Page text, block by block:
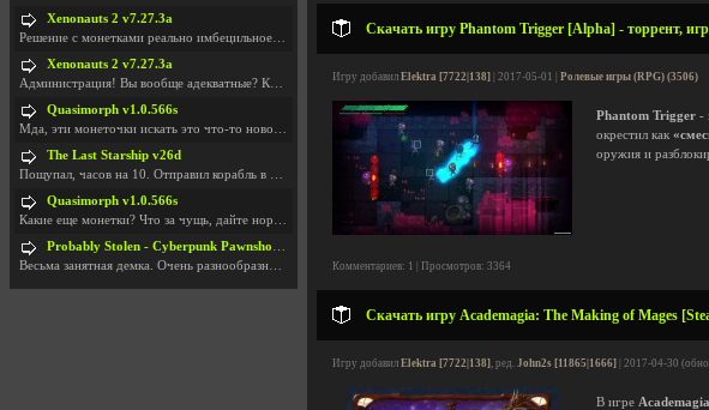
Скачать игру Phantom Trigger [Alpha] - торрент,
Игру добавил Elektra [7722|138] | 2017-05-01 | Ролевые игры (RPG) (3506)
Phantom Trigger -
окрестил как
оружия и
Комментариев: 1 | Просмотров: 3364
Скачать игру Academagia: The Making of Mages
Игру добавил Elektra [7722|138], ред. John2s [11865|1666] | 2017-04-30
В игре
Xenonauts 2 v7.27.3a
Решение с монетками реально имбецильное. Как сдела
Xenonauts 2 v7.27.3a
Администрация! Вы вообще адекватные? Какие монетки
Quasimorph v1.0.566s
Мда, эти монеточки искать это что-то новое в сфере
The Last Starship v26d
Пощупал, часов на 10. Отправил корабль в другую Га
Quasimorph v1.0.566s
Какие еще монетки? Что за чущь, дайте нормально ск
Probably Stolen - Cyberpunk Pawnshop Simulator v048c [Playtest]
Весьма занятная демка. Очень разнообразные механик